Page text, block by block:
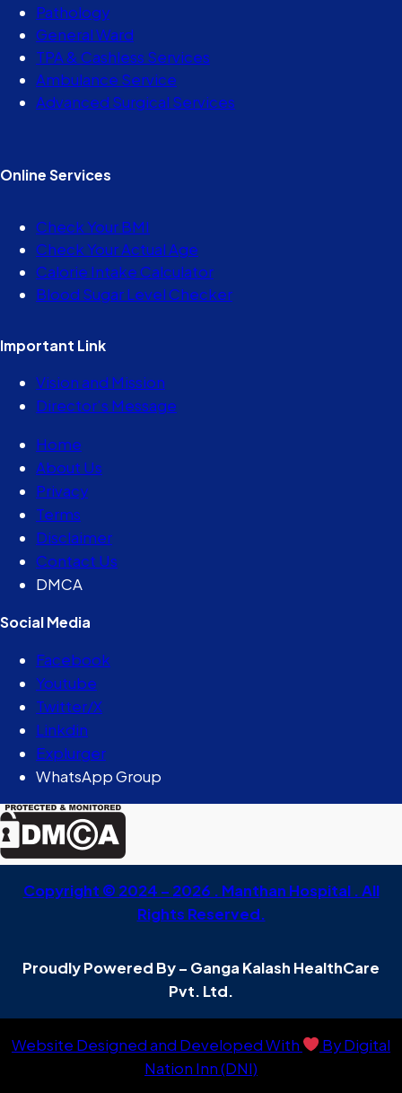
Pathology
General Ward
TPA & Cashless Services
Ambulance Service
Advanced Surgical Services
Online Services
Check Your BMI
Check Your Actual Age
Calorie Intake Calculator
Blood Sugar Level Checker
Important Link
Vision and Mission
Director’s Message
Home
About Us
Privacy
Terms
Disclaimer
Contact Us
DMCA
Social Media
Facebook
Youtube
Twitter/X
Linkdin
Explurger
WhatsApp Group
Copyright © 2024 – 2026 . Manthan Hospital . All
Rights Reserved.
Proudly Powered By – Ganga Kalash HealthCare
Pvt. Ltd.
Website Designed and Developed With
By Digital
Nation Inn (DNI)